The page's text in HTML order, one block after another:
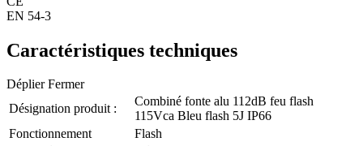
EN 54-3
Caractéristiques techniques
Déplier Fermer
Désignation produit :
Combiné fonte alu 112dB feu flash
115Vca Bleu flash 5J IP66
Fonctionnement
Flash